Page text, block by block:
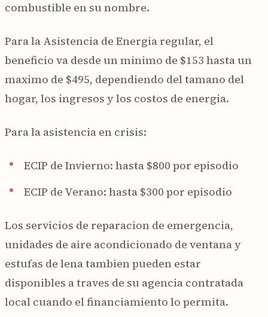
combustible en su nombre.
Para la Asistencia de Energia regular, el
beneficio va desde un minimo de $153 hasta un
maximo de $495, dependiendo del tamano del
hogar, los ingresos y los costos de energia.
Para la asistencia en crisis:
ECIP de Invierno: hasta $800 por episodio
ECIP de Verano: hasta $300 por episodio
Los servicios de reparacion de emergencia,
unidades de aire acondicionado de ventana y
estufas de lena tambien pueden estar
disponibles a traves de su agencia contratada
local cuando el financiamiento lo permita.